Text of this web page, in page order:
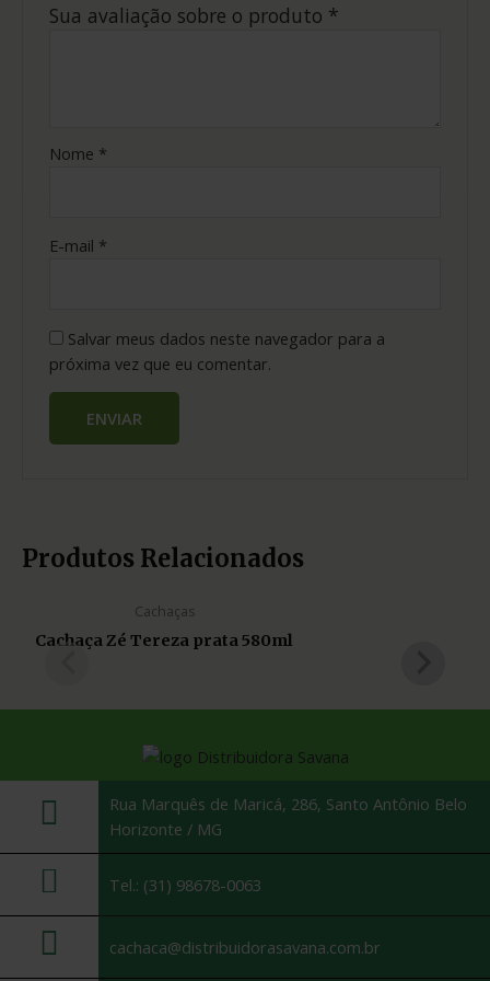
Sua avaliação sobre o produto *
Nome *
E-mail *
Salvar meus dados neste navegador para a
próxima vez que eu comentar.
Produtos Relacionados
Cachaças
Cachaça Zé Tereza prata 580ml
Rua Marquês de Maricá, 286, Santo Antônio Belo
Horizonte / MG
Tel.: (31) 98678-0063
cachaca@distribuidorasavana.com.br